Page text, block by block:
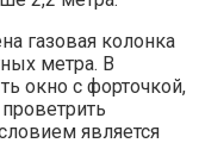
газовая колонка
метра. В
окно с форточкой,
является